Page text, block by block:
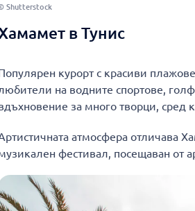
Shutterstock
в Тунис
курорт с красиви
на водните спортове,
за много творци, сред
атмосфера отличава
фестивал, посещаван от